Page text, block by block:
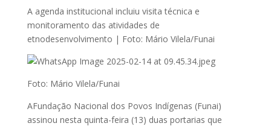
A agenda institucional incluiu visita técnica e
monitoramento das atividades de
etnodesenvolvimento | Foto: Mário Vilela/Funai
Foto: Mário Vilela/Funai
AFundação Nacional dos Povos Indígenas (Funai)
assinou nesta quinta-feira (13) duas portarias que